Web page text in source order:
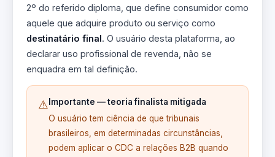
2º do referido diploma, que define consumidor como
aquele que adquire produto ou serviço como
destinatário final. O usuário desta plataforma, ao
declarar uso profissional de revenda, não se
enquadra em tal definição.
⚠️ Importante — teoria finalista mitigada
O usuário tem ciência de que tribunais
brasileiros, em determinadas circunstâncias,
podem aplicar o CDC a relações B2B quando